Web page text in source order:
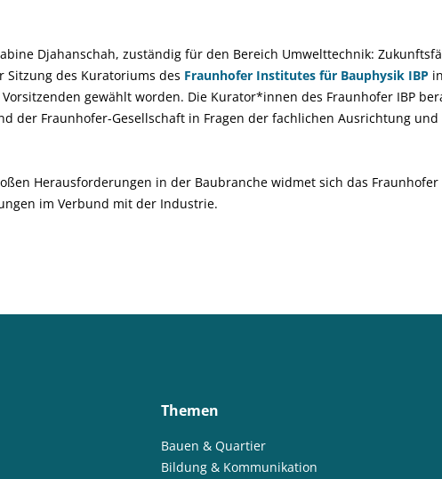
Djahanschah, zuständig für den Bereich Umwelttechnik:
Sitzung des Kuratoriums des Fraunhofer Institutes für Bauphysik IBP
gewählt worden. Die Kurator*innen des Fraunhofer IBP
der Fraunhofer-Gesellschaft in Fragen der fachlichen Ausrichtung
Herausforderungen in der Baubranche widmet sich das
im Verbund mit der Industrie.
Themen
Bauen & Quartier
Bildung & Kommunikation